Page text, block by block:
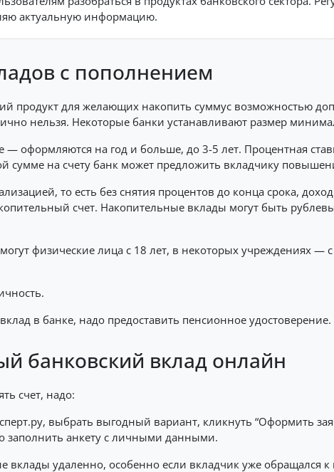
актуальную информацию.
с пополнением
продукт для желающих накопить суммус возможностью
нельзя. Некоторые банки устанавливают размер
оформляются на год и больше, до 3-5 лет. Процентная
сумме на счету банк может предложить вкладчику
то есть без снятия процентов до конца срока,
счет. Накопительные вклады могут быть
физические лица с 18 лет, в некоторых учреждениях —
в банке, надо предоставить пенсионное удостоверение.
банковский вклад онлайн
счет, надо:
выбрать выгодный вариант, кликнуть “Оформить
заполнить анкету с личными данными.
удаленно, особенно если вкладчик уже